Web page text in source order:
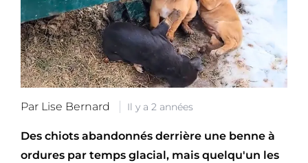
Par Lise Bernard Il y a 2 années
Des chiots abandonnés derrière une benne à
ordures par temps glacial, mais quelqu'un les